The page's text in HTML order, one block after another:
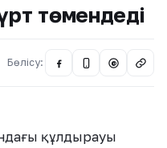
төмендеді
Бөлісу: @
құлдырауы